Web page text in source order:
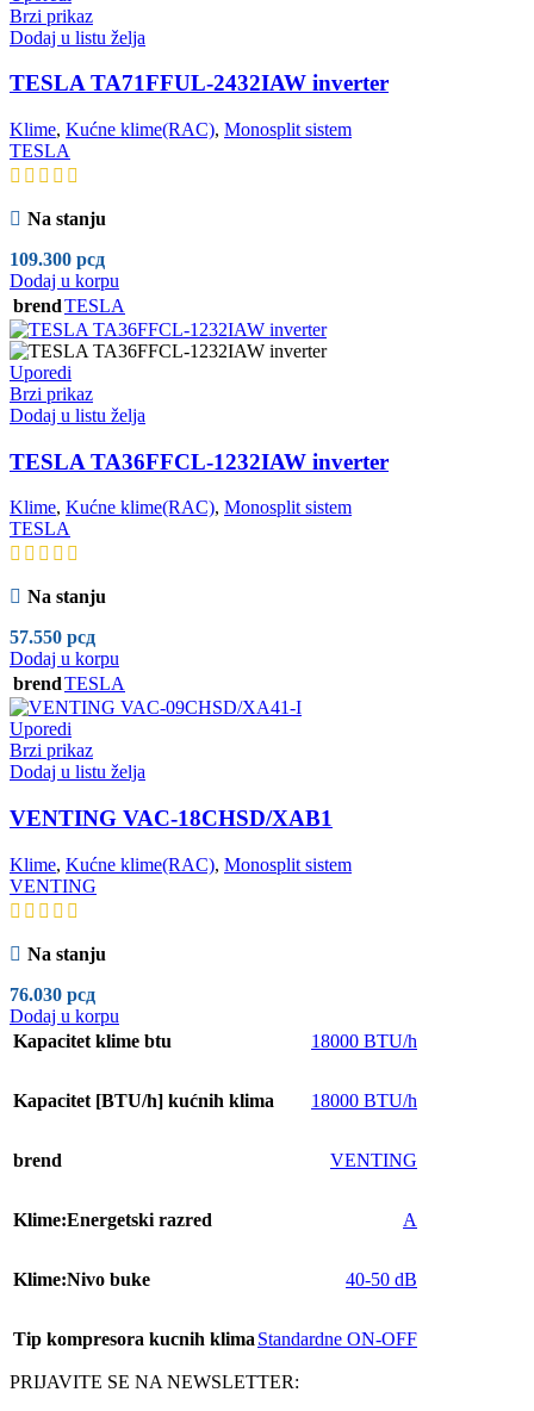
Brzi prikaz
Dodaj u listu želja
TESLA TA71FFUL-2432IAW inverter
Klime, Kućne klime(RAC), Monosplit sistem
TESLA
Na stanju
109.300 рсд
Dodaj u korpu
brendTESLA
Uporedi
Brzi prikaz
Dodaj u listu želja
TESLA TA36FFCL-1232IAW inverter
Klime, Kućne klime(RAC), Monosplit sistem
TESLA
Na stanju
57.550 рсд
Dodaj u korpu
brendTESLA
Uporedi
Brzi prikaz
Dodaj u listu želja
VENTING VAC-18CHSD/XAB1
Klime, Kućne klime(RAC), Monosplit sistem
VENTING
Na stanju
76.030 рсд
Dodaj u korpu
Kapacitet klime btu
18000 BTU/h
Kapacitet [BTU/h] kućnih klima 18000 BTU/h
brend VENTING
Klime:Energetski razred A
Klime:Nivo buke 40-50 dB
Tip kompresora kucnih klima Standardne ON-OFF
PRIJAVITE SE NA NEWSLETTER: